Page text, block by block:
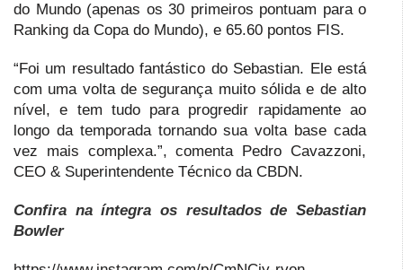
do Mundo (apenas os 30 primeiros pontuam para o
Ranking da Copa do Mundo), e 65.60 pontos FIS.
“Foi um resultado fantástico do Sebastian. Ele está
com uma volta de segurança muito sólida e de alto
nível, e tem tudo para progredir rapidamente ao
longo da temporada tornando sua volta base cada
vez mais complexa.”, comenta Pedro Cavazzoni,
CEO & Superintendente Técnico da CBDN.
Confira na íntegra os resultados de Sebastian
Bowler